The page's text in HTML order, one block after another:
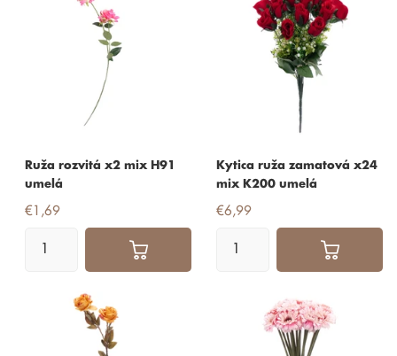
Ruža rozvitá x2 mix H91
umelá
€1,69
Kytica ruža zamatová x24
mix K200 umelá
€6,99